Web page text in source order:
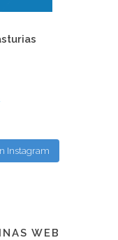
Instagram
WEB